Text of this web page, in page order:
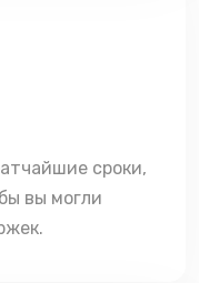
сроки,
вы могли